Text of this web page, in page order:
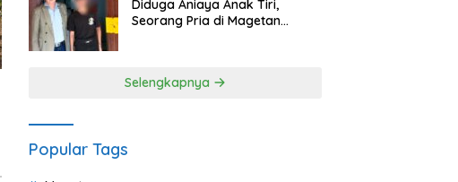
Diduga Aniaya Anak Tiri,
Seorang Pria di Magetan
Selengkapnya
Popular Tags